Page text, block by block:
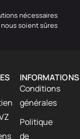
nécessaires
soient sûres
INFORMATIONS
Conditions
générales
Politique
de